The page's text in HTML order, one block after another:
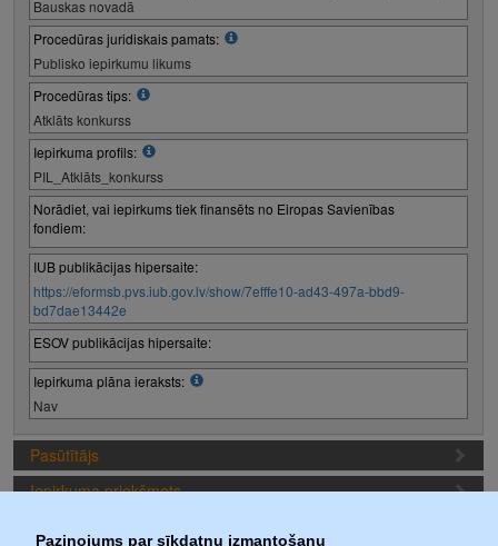
Paziņojums par sīkdatņu izmantošanu
Bauskas novadā
Procedūras juridiskais pamats:
Publisko iepirkumu likums
Procedūras tips:
Atklāts konkurss
Iepirkuma profils:
PIL_Atklāts_konkurss
Norādiet, vai iepirkums tiek finansēts no Eiropas Savienības
fondiem:
IUB publikācijas hipersaite:
https://eformsb.pvs.iub.gov.lv/show/7efffe10-ad43-497a-bbd9-
bd7dae13442e
ESOV publikācijas hipersaite:
Iepirkuma plāna ieraksts:
Nav
Pasūtītājs
Iepirkuma priekšmets